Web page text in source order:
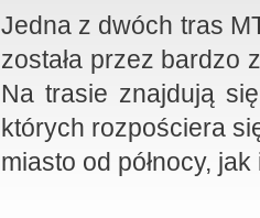
Jedna z dwóch tras
została przez bardzo
Na trasie znajdują
których rozpościera
miasto od północy,